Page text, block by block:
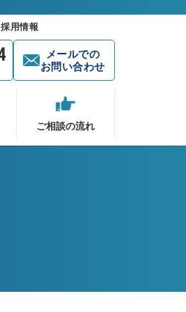
採用情報
メールでの
お問い合わせ
ご相談の流れ